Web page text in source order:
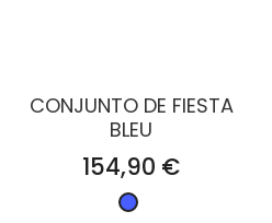
CONJUNTO DE FIESTA
BLEU
Precio
154,90 €
Azul